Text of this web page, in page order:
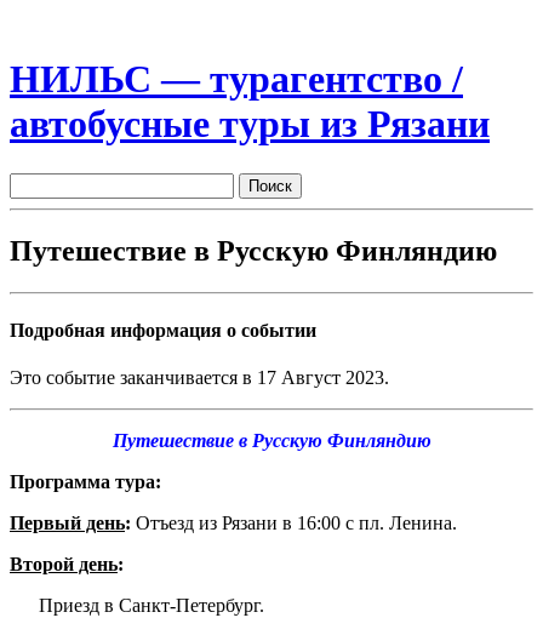
НИЛЬС — турагентство /
автобусные туры из Рязани
Путешествие в Русскую Финляндию
Подробная информация о событии
Это событие заканчивается в 17 Август 2023.
Путешествие в Русскую Финляндию
Программа тура:
Первый день: Отъезд из Рязани в 16:00 с пл. Ленина.
Второй день:
Приезд в Санкт-Петербург.